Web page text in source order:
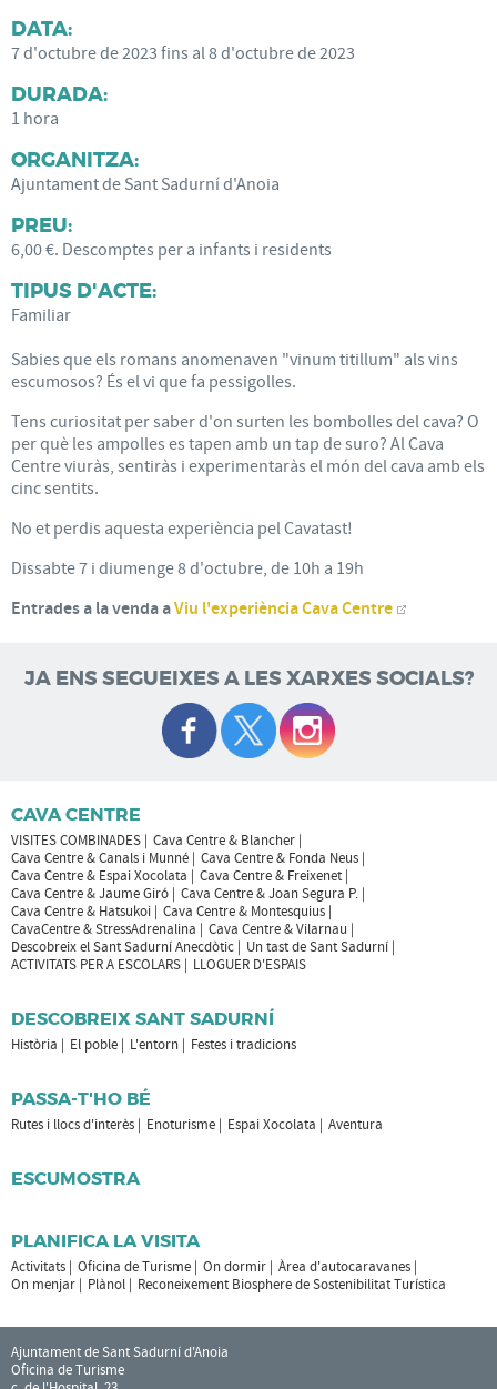
DATA:
7d'octubrede2023 fins al8d'octubrede2023
DURADA:
1 hora
ORGANITZA:
Ajuntament de Sant Sadurní d'Anoia
PREU:
6,00 €. Descomptes per a infants i residents
TIPUS D'ACTE:
Familiar
Sabies que els romans anomenaven "vinum titillum" als vins
escumosos? És el vi que fa pessigolles.
Tens curiositat per saber d'on surten les bombolles del cava? O
per què les ampolles es tapen amb un tap de suro? Al Cava
Centre viuràs, sentiràs i experimentaràs el món del cava amb els
cinc sentits.
No et perdis aquesta experiència pel Cavatast!
Dissabte 7 i diumenge 8 d'octubre, de 10h a 19h
Entrades a la venda aViu l'experiència Cava Centre
JA ENS SEGUEIXES A LES XARXES SOCIALS?
CAVA CENTRE
VISITES COMBINADES
Cava Centre & Blancher
Cava Centre & Canals i Munné
Cava Centre & Fonda Neus
Cava Centre & Espai Xocolata
Cava Centre & Freixenet
Cava Centre & Jaume Giró
Cava Centre & Joan Segura P.
Cava Centre & Hatsukoi
Cava Centre & Montesquius
CavaCentre & StressAdrenalina
Cava Centre & Vilarnau
Descobreix el Sant Sadurní Anecdòtic
Un tast de Sant Sadurní
ACTIVITATS PER A ESCOLARS
LLOGUER D'ESPAIS
DESCOBREIX SANT SADURNÍ
Història El poble L'entorn Festes i tradicions
PASSA-T'HO BÉ
Rutes i llocs d'interès Enoturisme Espai Xocolata Aventura
ESCUMOSTRA
PLANIFICA LA VISITA
Activitats Oficina de Turisme On dormir
Àrea d'autocaravanes
On menjar
Plànol Reconeixement Biosphere de Sostenibilitat Turística
Ajuntament de Sant Sadurní d'Anoia
Oficina de Turisme